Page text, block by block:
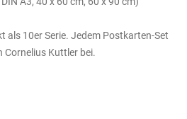
als 10er Serie. Jedem Postkarten-Set
Cornelius Kuttler bei.